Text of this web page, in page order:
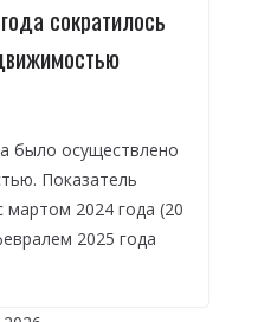
сократилось
было осуществлено
Показатель
мартом 2024 года (20
2025 года